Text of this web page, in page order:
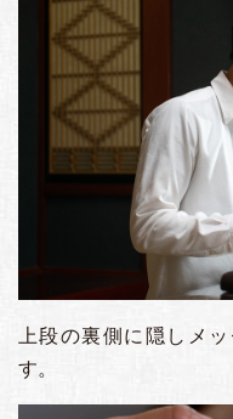
上段の裏側に隠しメ
す。